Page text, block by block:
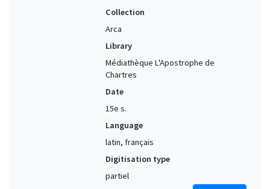
Collection
Arca
Library
Médiathèque L'Apostrophe de
Chartres
Date
15e s.
Language
latin, français
Digitisation type
partiel